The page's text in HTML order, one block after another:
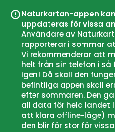
Naturkartan-appen
uppdateras för vissa
Användare av
rapporterar i sommar
Vi rekommenderar att
helt från sin telefon i så
igen! Då skall den
befintliga appen skall
efter sommaren. Den
all data för hela landet
att klara offline-läge)
den blir för stor för